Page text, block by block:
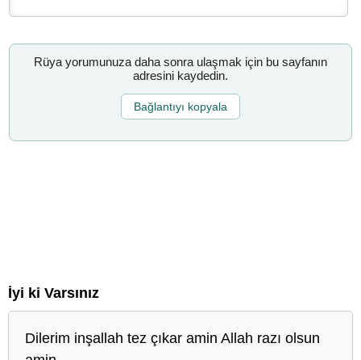
Rüya yorumunuza daha sonra ulaşmak için bu sayfanın
adresini kaydedin.
Bağlantıyı kopyala
İyi ki Varsınız
Dilerim inşallah tez çıkar amin Allah razı olsun